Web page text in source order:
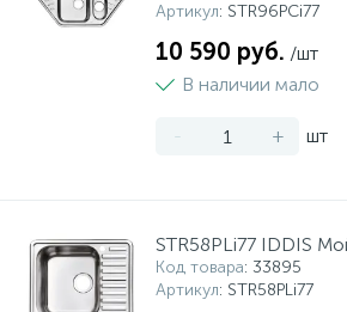
Артикул: STR96PCi77
10 590 руб. /шт
В наличии мало
- + шт
STR58PLi77 IDDIS
Код товара: 33895
Артикул: STR58PLi77